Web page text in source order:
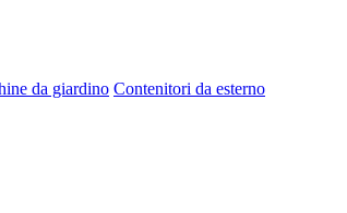
da giardino Contenitori da esterno